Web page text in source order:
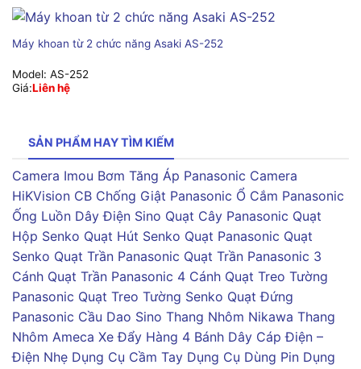
Máy khoan từ 2 chức năng Asaki AS-252
Model: AS-252
Giá:Liên hệ
SẢN PHẨM HAY TÌM KIẾM
Camera Imou Bơm Tăng Áp Panasonic Camera
HiKVision CB Chống Giật Panasonic Ổ Cắm Panasonic
Ống Luồn Dây Điện Sino Quạt Cây Panasonic Quạt
Hộp Senko Quạt Hút Senko Quạt Panasonic Quạt
Senko Quạt Trần Panasonic Quạt Trần Panasonic 3
Cánh Quạt Trần Panasonic 4 Cánh Quạt Treo Tường
Panasonic Quạt Treo Tường Senko Quạt Đứng
Panasonic Cầu Dao Sino Thang Nhôm Nikawa Thang
Nhôm Ameca Xe Đẩy Hàng 4 Bánh Dây Cáp Điện –
Điện Nhẹ Dụng Cụ Cầm Tay Dụng Cụ Dùng Pin Dụng